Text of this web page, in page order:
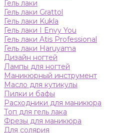
Гель лаки
Гель лаки Grattol
Гель лаки Kukla
Гель лаки I Envy You
Гель лаки Atis Professional
Гель лаки Haruyama
Дизайн ногтей
Лампы для ногтей
Маникюрный инструмент
Масло для кутикулы
Пилки и бафы
Расходники для маникюра
Топ для гель лака
Фрезы для маникюра
Для солярия